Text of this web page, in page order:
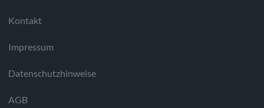
Kontakt
Impressum
Datenschutzhinweise
AGB